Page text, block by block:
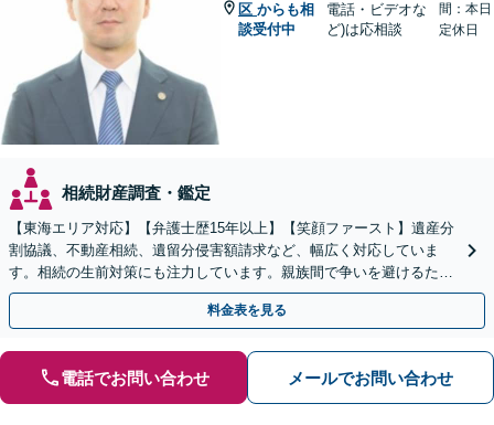
区 からも相
談受付中
電話・ビデオな
ど)は応相談
間：本日
定休日
相続財産調査・鑑定
【東海エリア対応】【弁護士歴15年以上】【笑顔ファースト】遺産分
割協議、不動産相続、遺留分侵害額請求など、幅広く対応していま
す。相続の生前対策にも注力しています。親族間で争いを避けるため
にも、お早めにご相談ください。【初回面談無料】
料金表を見る
電話でお問い合わせ メールでお問い合わせ